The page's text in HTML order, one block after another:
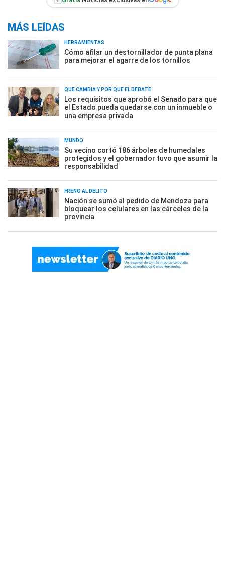
MÁS LEÍDAS
HERRAMIENTAS
Cómo afilar un destornillador de punta plana
para mejorar el agarre de los tornillos
QUÉ CAMBIA Y POR QUÉ EL DEBATE
Los requisitos que aprobó el Senado para que
el Estado pueda quedarse con un inmueble o
una empresa privada
MUNDO
Su vecino cortó 186 árboles de humedales
protegidos y el gobernador tuvo que asumir la
responsabilidad
FRENO AL DELITO
Nación se sumó al pedido de Mendoza para
bloquear los celulares en las cárceles de la
provincia